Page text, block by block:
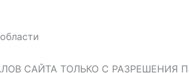
САЙТА ТОЛЬКО С РАЗРЕШЕНИЯ